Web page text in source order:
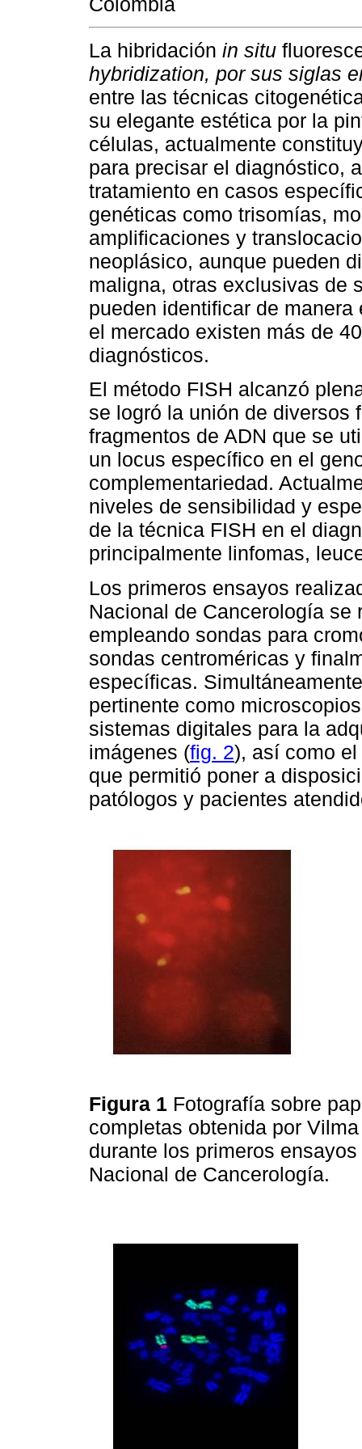
La hibridación in situ
hybridization, por sus siglas
entre las técnicas
su elegante estética por la
células, actualmente
para precisar el diagnóstico,
tratamiento en casos
genéticas como trisomías,
amplificaciones y
neoplásico, aunque pueden
maligna, otras exclusivas de
pueden identificar de
el mercado existen más de
diagnósticos.
El método FISH alcanzó
se logró la unión de diversos
fragmentos de ADN que se
un locus específico en el
complementariedad.
niveles de sensibilidad y
de la técnica FISH en el
principalmente linfomas,
Los primeros ensayos
Nacional de Cancerología
empleando sondas para
sondas centroméricas y
específicas.
pertinente como
sistemas digitales para la
imágenes (fig. 2), así como
que permitió poner a
patólogos y pacientes
Figura 1 Fotografía sobre
completas obtenida por
durante los primeros
Nacional de Cancerología.